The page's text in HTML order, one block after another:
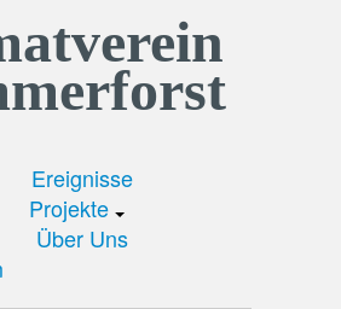
Ereignisse
Projekte
Über Uns